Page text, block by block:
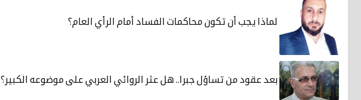
لماذا يجب أن تكون محاكمات الفساد أمام الرأي العام؟
بعد عقود من تساؤل جبرا.. هل عثر الروائي العربي على موضوعه الكبير؟